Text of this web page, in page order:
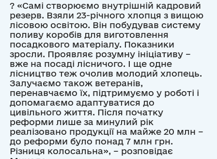
? «Самі створюємо внутрішній кадровий
резерв. Взяли 23-річного хлопця з вищою
лісовою освітою. Він побудував систему
поливу коробів для виготовлення
посадкового матеріалу. Показники
зросли. Проявляє розумну ініціативу –
вже на посаді лісничого. І ще одне
лісництво теж очолив молодий хлопець.
Залучаємо також ветеранів,
перенавчаємо їх, підтримуємо у роботі і
допомагаємо адаптуватися до
цивільного життя. Після початку
реформи лише за минулий рік
реалізовано продукції на майже 20 млн –
до реформи було понад 7 млн грн.
Різниця колосальна», – розповідає